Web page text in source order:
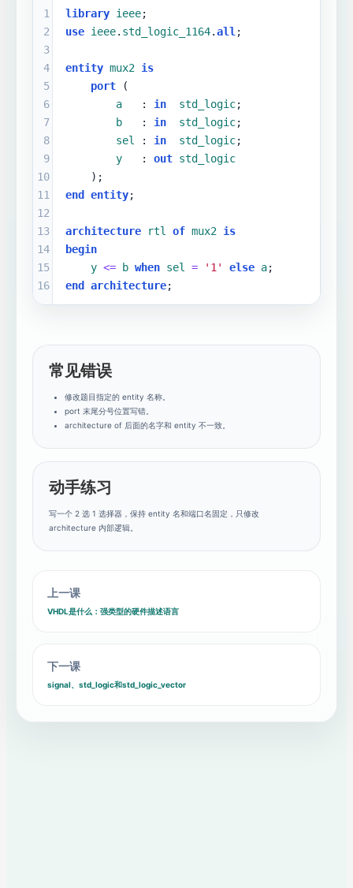
1
2
3
4
5
6
7
8
9
10
11
12
13
14
15
16
library ieee;
use ieee. std_logic_1164.all ;
entity mux2 is
port (
a
   :
in std_logic;
b
   :
in std_logic;
sel
: in std_logic;
y
   :
out std_logic
    );
end
entity;
architecture rtl of mux2 is
begin
y <= b when sel = '1' else a;
end
architecture;
常见错误
修改题目指定的 entity 名称。
port 末尾分号位置写错。
architecture of 后面的名字和 entity 不一致。
动手练习
写一个 2 选 1 选择器，保持 entity 名和端口名固定，只修改
architecture 内部逻辑。
上一课
VHDL是什么：强类型的硬件描述语言
下一课
signal、std_logic和std_logic_vector